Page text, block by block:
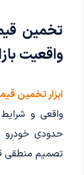
تخمین
واقعیت
ابزار تخمین
واقعی و
حدودی خودرو
تصمیم منطقی